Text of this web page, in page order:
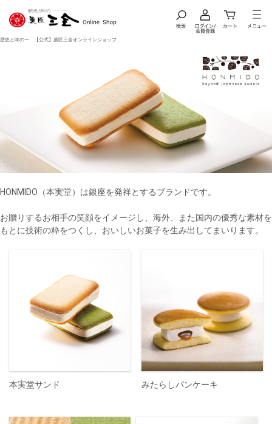
歴史と味のー 【公式】菓匠三全オンラインショップ
HONMIDO（本実堂）は銀座を発祥とするブランドです。
お贈りするお相手の笑顔をイメージし、海外、また国内の優秀な素材を
もとに技術の粋をつくし、おいしいお菓子を生み出してまいります。
本実堂サンド みたらしパンケーキ